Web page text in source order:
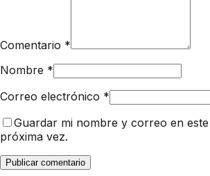
Comentario *
Nombre *
Correo electrónico *
Guardar mi nombre y correo en
próxima vez.